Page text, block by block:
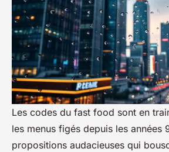
Les codes du fast food sont en
les menus figés depuis les années
propositions audacieuses qui